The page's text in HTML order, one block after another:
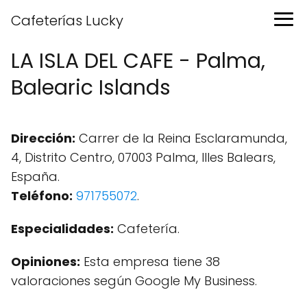
Cafeterías Lucky
LA ISLA DEL CAFE - Palma,
Balearic Islands
Dirección: Carrer de la Reina Esclaramunda,
4, Distrito Centro, 07003 Palma, Illes Balears,
España.
Teléfono: 971755072.
Especialidades: Cafetería.
Opiniones: Esta empresa tiene 38
valoraciones según Google My Business.